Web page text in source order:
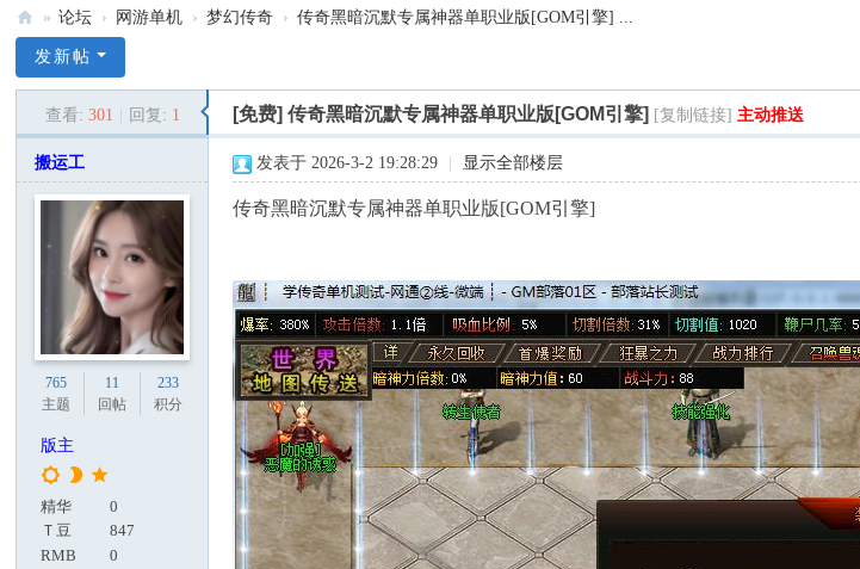
1
» 论坛 › 网游单机 › 梦幻传奇 › 传奇黑暗沉默专属神器单职业版[GOM引擎] ...
发新帖
查看: 301 回复: 1 [免费]传奇黑暗沉默专属神器单职业版[GOM引擎] [复制链接] 主动推送
搬运工
765
主题
11
回帖
233
积分
版主
精华
0
Ｔ豆
847
RMB
0
发表于 2026-3-2 19:28:29 显示全部楼层
传奇黑暗沉默专属神器单职业版[GOM引擎]